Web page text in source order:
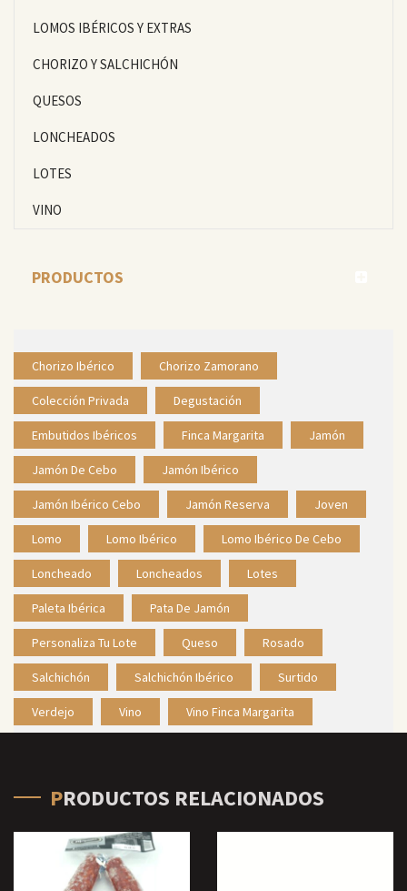
LOMOS IBÉRICOS Y EXTRAS
CHORIZO Y SALCHICHÓN
QUESOS
LONCHEADOS
LOTES
VINO
PRODUCTOS
Chorizo Ibérico Chorizo Zamorano
Colección Privada Degustación
Embutidos Ibéricos Finca Margarita Jamón
Jamón De Cebo Jamón Ibérico
Jamón Ibérico Cebo Jamón Reserva Joven
Lomo Lomo Ibérico Lomo Ibérico De Cebo
Loncheado Loncheados Lotes
Paleta Ibérica Pata De Jamón
Personaliza Tu Lote Queso Rosado
Salchichón Salchichón Ibérico Surtido
Verdejo Vino Vino Finca Margarita
PRODUCTOS RELACIONADOS